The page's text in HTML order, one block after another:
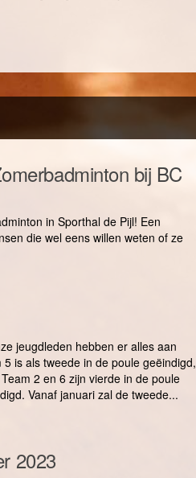
bij BC
in Sporthal de Pijl! Een
die wel eens willen weten of ze
jeugdleden hebben er alles aan
is als tweede in de poule geëindigd,
2 en 6 zijn vierde in de poule
Vanaf januari zal de tweede...
2023